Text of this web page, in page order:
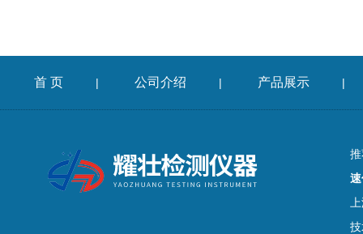
首 页 | 公司介绍 | 产品展示 |